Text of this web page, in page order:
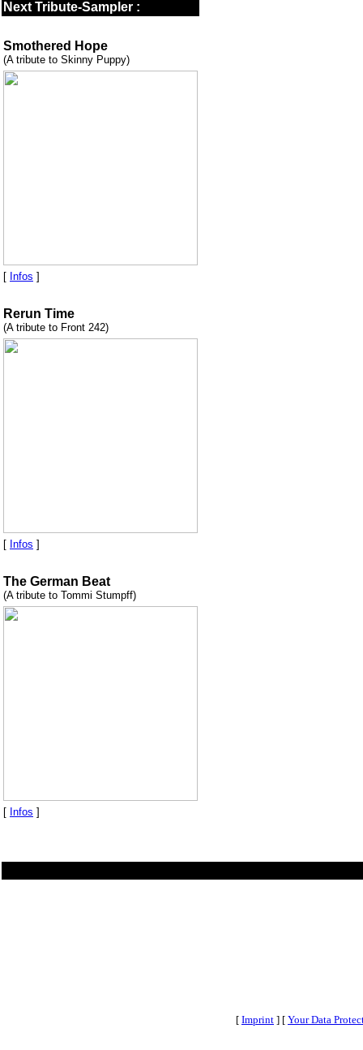
Next Tribute-Sampler :
Smothered Hope
(A tribute to Skinny Puppy)
[ Infos ]
Rerun Time
(A tribute to Front 242)
[ Infos ]
The German Beat
(A tribute to Tommi Stumpff)
[ Infos ]
[ Imprint ] [ Your Data